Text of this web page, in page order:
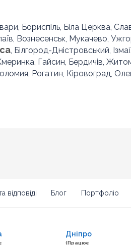
Бориспіль, Біла Церква,
Вознесенськ, Мукачево,
, Білгород-Дністровський,
Гайсин, Бердичів,
Рогатин, Кіровоград,
відповіді Блог Портфоліо
Дніпро
(Працює